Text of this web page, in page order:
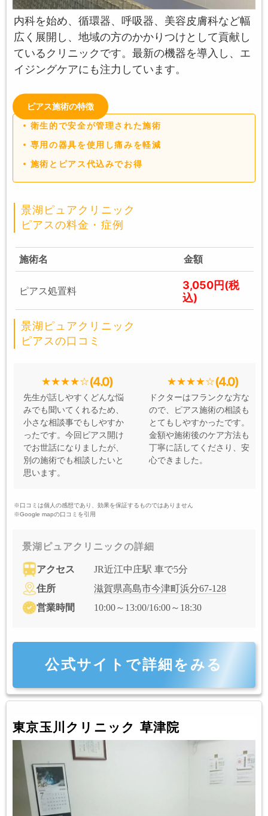
内科を始め、循環器、呼吸器、美容皮膚科など幅
広く展開し、地域の方のかかりつけとして貢献し
ているクリニックです。最新の機器を導入し、エ
イジングケアにも注力しています。
ピアス施術の特徴
衛生的で安全が管理された施術
専用の器具を使用し痛みを軽減
施術とピアス代込みでお得
景湖ピュアクリニック
ピアスの料金・症例
施術名 金額
ピアス処置料
3,050円(税
込)
景湖ピュアクリニック
ピアスの口コミ
(4.0)
先生が話しやすくどんな悩
みでも聞いてくれるため、
小さな相談事でもしやすか
ったです。今回ピアス開け
でお世話になりましたが、
別の施術でも相談したいと
思います。
(4.0)
ドクターはフランクな方な
ので、ピアス施術の相談も
とてもしやすかったです。
金額や施術後のケア方法も
丁寧に話してくださり、安
心できました。
※口コミは個人の感想であり、効果を保証するものではありません
※Google mapの口コミを引用
景湖ピュアクリニックの詳細
アクセス
JR近江中庄駅 車で5分
住所
滋賀県高島市今津町浜分67-128
営業時間
10:00～13:00/16:00～18:30
公式サイトで詳細をみる
東京玉川クリニック 草津院